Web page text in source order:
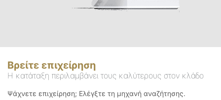
Βρείτε επιχείρηση
Η κατάταξη περιλαμβάνει τους καλύτερους στον κλάδο
Ψάχνετε επιχείρηση; Ελέγξτε τη μηχανή αναζήτησης.